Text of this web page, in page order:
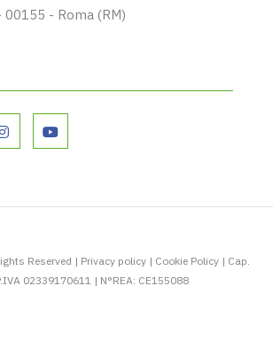
00155 - Roma (RM)
Reserved | Privacy policy | Cookie Policy | Cap.
02339170611 | N°REA: CE155088